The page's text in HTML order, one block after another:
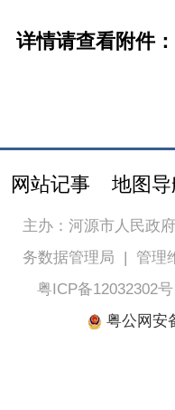
详情请查看附件：
网站记事 地图
主办：河源市人民政
务数据管理局 | 管理
粤ICP备12032302号
粤公网安